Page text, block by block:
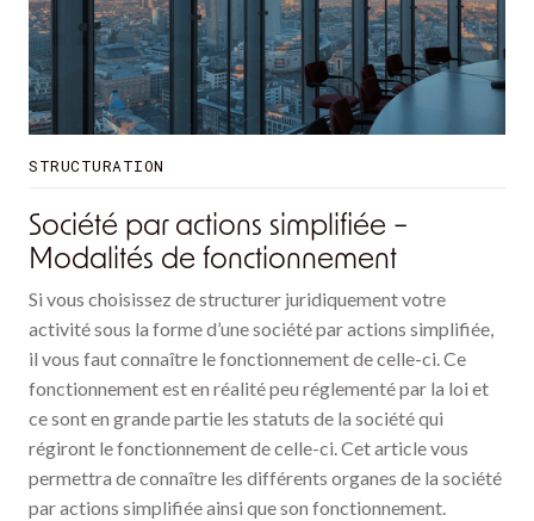
STRUCTURATION
Société par actions simplifiée –
Modalités de fonctionnement
Si vous choisissez de structurer juridiquement votre
activité sous la forme d’une société par actions simplifiée,
il vous faut connaître le fonctionnement de celle-ci. Ce
fonctionnement est en réalité peu réglementé par la loi et
ce sont en grande partie les statuts de la société qui
régiront le fonctionnement de celle-ci. Cet article vous
permettra de connaître les différents organes de la société
par actions simplifiée ainsi que son fonctionnement.